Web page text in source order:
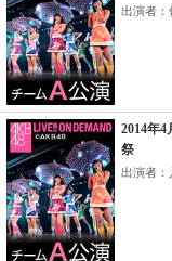
出演者：
2014年
祭
出演者：